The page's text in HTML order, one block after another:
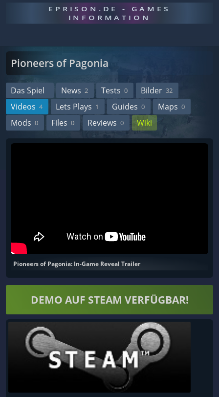
EPRISON.DE - GAMES
INFORMATION
Pioneers of Pagonia
Das Spiel News 2 Tests 0 Bilder 32
Videos 4 Lets Plays 1 Guides 0 Maps 0
Mods 0 Files 0 Reviews 0 Wiki
Pioneers of Pagonia: In-Game Reveal Trailer
DEMO AUF STEAM VERFÜGBAR!